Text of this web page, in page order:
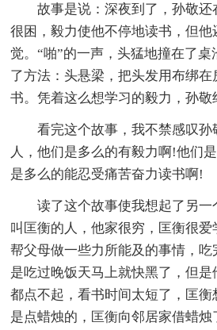
故事是说：深夜到了，孙敬
很困，毅力使他不停地读书，但他
觉。“啪”的一声，头猛地撞在了桌
了方法：头悬梁，把头发用布绑
书。凭着这么想学习的毅力，孙敬
看完这个故事，我不禁感叹孙
人，他们是多么的有毅力啊!他们
是多么的能忍受痛苦奋力读书啊!
读了这个故事使我想起了另
叫匡衡的人，他家很穷，匡衡很
帮父母做一些力所能及的事情，
是吃过晚饭天马上就快黑了，但
都点不起，看书时间太短了，匡衡
是点蜡烛的，匡衡向邻居家借蜡